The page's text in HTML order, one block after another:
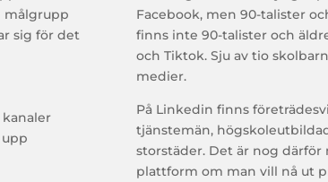
målgrupp
sig för det
Facebook, men 90-talister
finns inte 90-talister och
och Tiktok. Sju av tio
medier.
På Linkedin finns
tjänstemän,
storstäder. Det är nog därför
plattform om man vill nå ut